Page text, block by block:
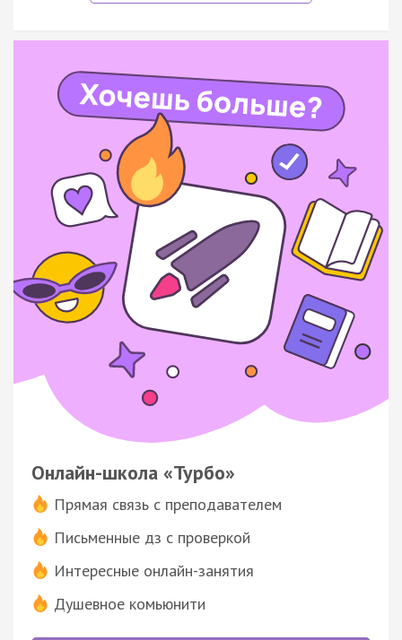
Онлайн-школа «Турбо»
Прямая связь с преподавателем
Письменные дз с проверкой
Интересные онлайн-занятия
Душевное комьюнити